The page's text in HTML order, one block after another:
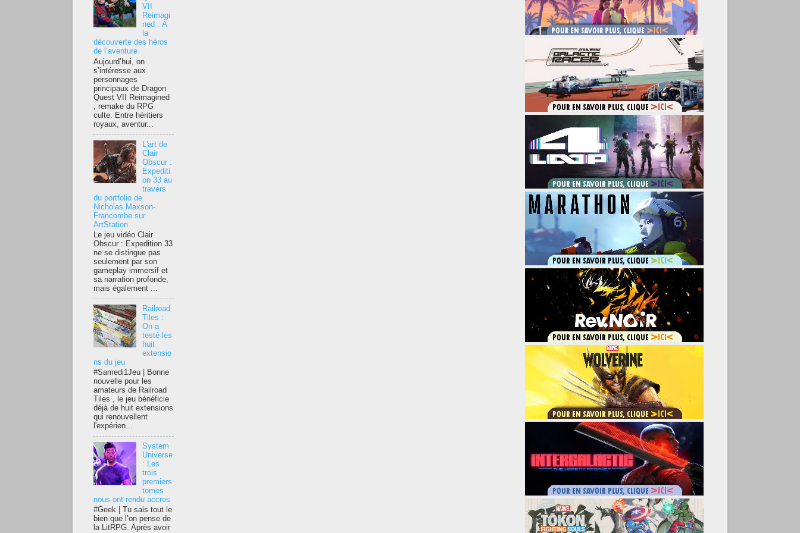
VII
Reimagi
ned : À
la
découverte des héros
de l’aventure
Aujourd’hui, on
s’intéresse aux
personnages
principaux de Dragon
Quest VII Reimagined
, remake du RPG
culte. Entre héritiers
royaux, aventur...
L'art de
Clair
Obscur :
Expediti
on 33 au
travers
du portfolio de
Nicholas Maxson-
Francombe sur
ArtStation
Le jeu vidéo Clair
Obscur : Expedition 33
ne se distingue pas
seulement par son
gameplay immersif et
sa narration profonde,
mais également ...
Railroad
Tiles :
On a
testé les
huit
extensio
ns du jeu
#Samedi1Jeu | Bonne
nouvelle pour les
amateurs de Railroad
Tiles , le jeu bénéficie
déjà de huit extensions
qui renouvellent
l'expérien...
System
Universe
: Les
trois
premiers
tomes
nous ont rendu accros
#Geek | Tu sais tout le
bien que l’on pense de
la LitRPG. Après avoir